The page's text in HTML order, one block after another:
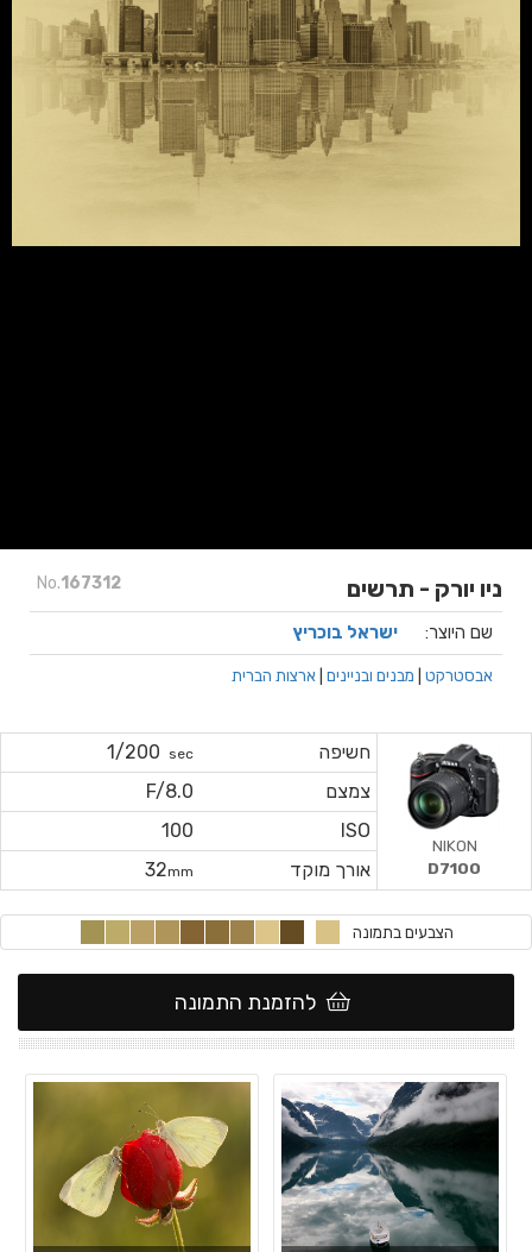
No.167312 ניו יורק - תרשים
שם היוצר: ישראל בוכריץ
אבסטרקט מבנים ובניינים ארצות הברית
חשיפה sec
1/200
צמצם
F/8.0
ISO
100
אורך מוקד
32mm
NIKON
D7100
הצבעים בתמונה
להזמנת התמונה